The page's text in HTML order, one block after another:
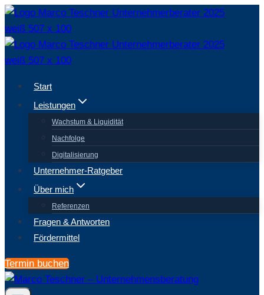
Zum
Inhalt
springen
Start
Leistungen
Wachstum & Liquidität
Nachfolge
Digitalisierung
Unternehmer-Ratgeber
Über mich
Referenzen
Fragen & Antworten
Fördermittel
Termin buchen